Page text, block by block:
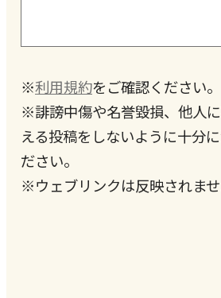
※利用規約をご確認ください。
※誹謗中傷や名誉毀損、他人
える投稿をしないように十分
ださい。
※ウェブリンクは反映されませ